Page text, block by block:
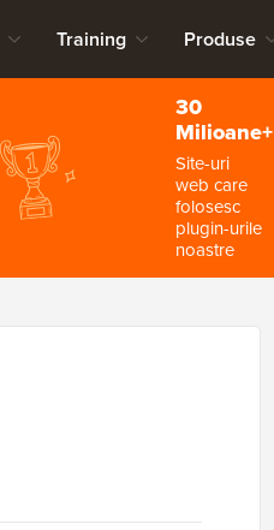
Training Produse
30
Milioane+
Site-uri
web care
folosesc
plugin-urile
noastre